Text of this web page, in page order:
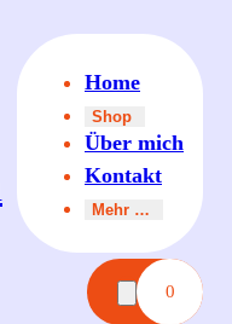
Home
Shop
Über mich
Kontakt
Mehr …
0